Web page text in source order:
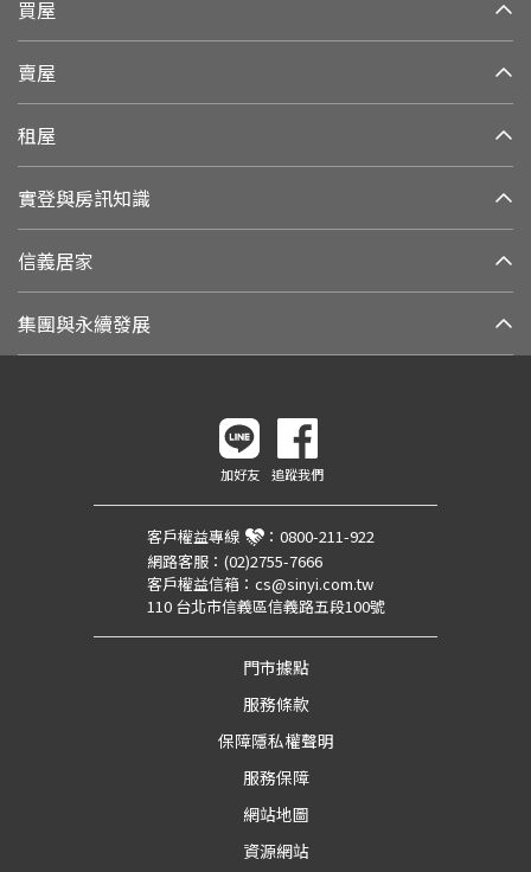
買屋
賣屋
租屋
實登與房訊知識
信義居家
集團與永續發展
加好友 追蹤我們
客戶權益專線 ： 0800-211-922
網路客服： (02)2755-7666
客戶權益信箱： cs@sinyi.com.tw
110 台北市信義區信義路五段100號
門市據點
服務條款
保障隱私權聲明
服務保障
網站地圖
資源網站